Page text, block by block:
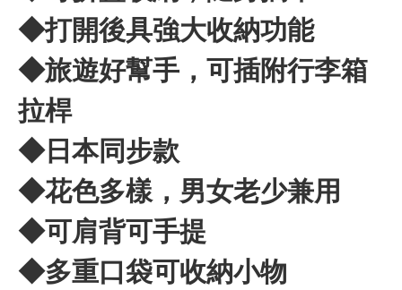
◆打開後具強大收納功能
◆旅遊好幫手，可插附行李箱
拉桿
◆日本同步款
◆花色多樣，男女老少兼用
◆可肩背可手提
◆多重口袋可收納小物